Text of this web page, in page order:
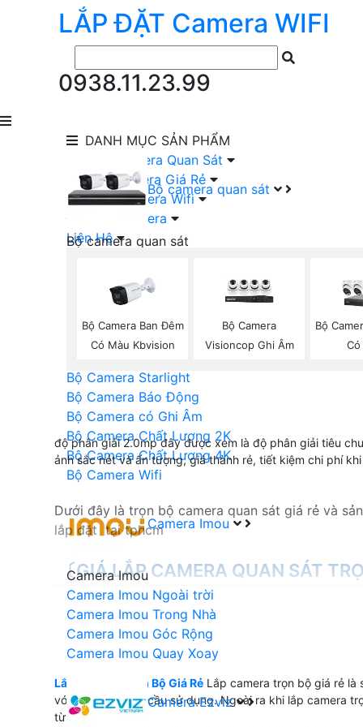
LẮP ĐẶT Camera WIFI
0938.11.23.99
DANH MỤC SẢN PHẨM
Bộ camera quan sát
Bộ camera quan sát
Camera KBVISION Trọn Bộ
Camera DAHUA Trọn Bộ
Camera giá Rẻ Trọn Bộ
Bộ Camera Nên Dùng
Bộ Camera Starlight
Bộ Camera Báo Động
Bộ Camera có Ghi Âm
Bộ Camera Chất Lượng 2K
Bộ Camera Chất Lượng 4K
Bộ Camera Wifi
Camera Imou
Camera Imou
Camera Imou Ngoài trời
Camera Imou Trong Nhà
Camera Imou Góc Rộng
Camera Imou Quay Xoay
Camera Ezviz
lắp Đặt Camera Quan Sát
Lắp Bộ Camera Giá Rẻ
Lắp Đặt Camera Wifi
Đầu Ghi Camera
Liên Hệ
Bộ Camera Ban Đêm
Có Màu Kbvision
Bộ Camera
Visioncop Ghi Âm
Bộ
Có
độ phân giải 2.0mp đây được xem là độ phân giải tiêu
ảnh sắc nét và ấn tượng, giá thành rẻ, tiết kiệm chi phí
Dưới đây là trọn bộ camera quan sát giá rẻ và
lắp đặt tại tphcm
〔GIÁ LẮP CAMERA QUAN SÁT
💎 Lắp camera quan sát trọn bộ có rất nhiều
gói camera với thiết kế khác nhau và hình ảnh
Bộ Camera Sử Dụng
💼 Bộ Camera Văn Phòng Giá Rẻ
Lắp Camera Trọn Bộ Giá Rẻ Lắp camera trọn bộ giá rẻ
với mục đích nhu cầu sử dụng. Ngoài ra khi lắp camera
từ chính hãng.